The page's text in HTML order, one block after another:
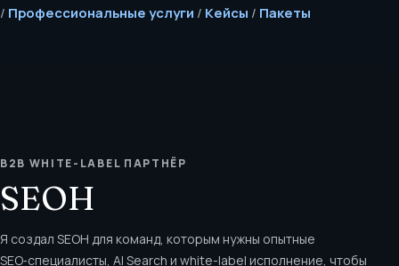
/ Профессиональные услуги / Кейсы / Пакеты
B2B WHITE-LABEL ПАРТНЁР
SEOH
Я создал SEOH для команд, которым нужны опытные
SEO‑специалисты, AI Search и white-label исполнение, чтобы